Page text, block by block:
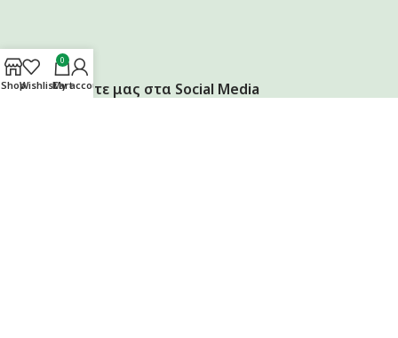
Ακολουθήστε μας στα Social Media
ShopWishlist
0
Cart
My account